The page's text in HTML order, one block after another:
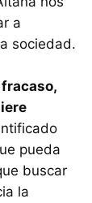
a
sociedad.
pueda
buscar
la